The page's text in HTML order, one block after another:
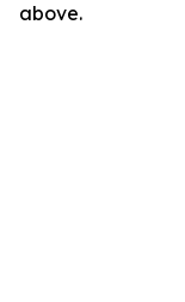
above.